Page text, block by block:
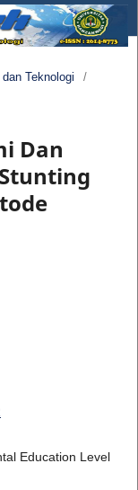
Teknologi
/
Dan
Education Level